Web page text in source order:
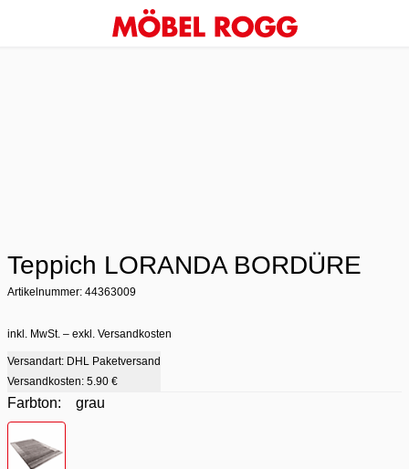
Teppich LORANDA BORDÜRE
Artikelnummer: 44363009
inkl. MwSt. – exkl. Versandkosten
Versandart: DHL Paketversand
Versandkosten: 5.90 €
Farbton:
grau